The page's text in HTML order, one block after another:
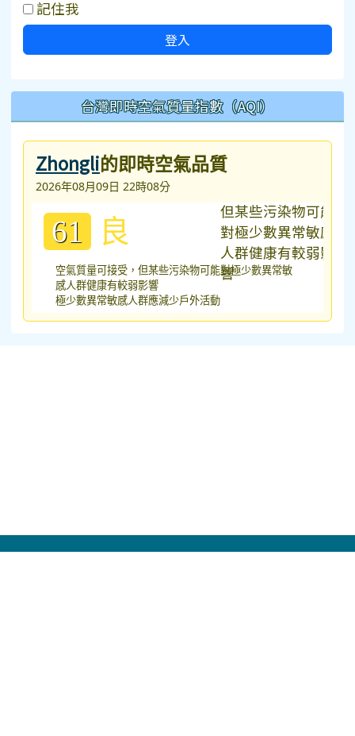
記住我
登入
台灣即時空氣質量指數（AQI）
Zhongli的即時空氣品質
2026年08月09日 22時08分
61 良
空氣質量可接受，但某些污染物可能對極少數異常敏
感人群健康有較弱影響
極少數異常敏感人群應減少戶外活動